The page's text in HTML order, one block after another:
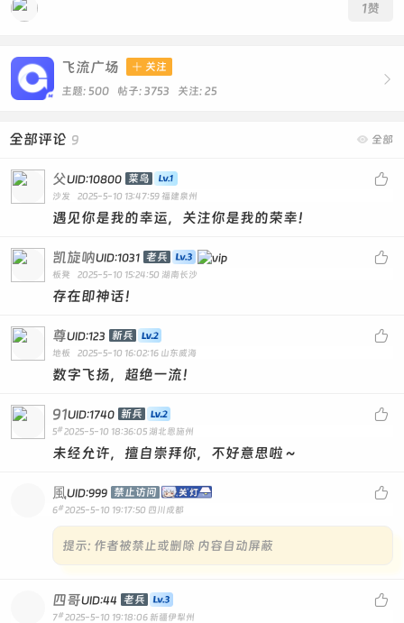
1赞

飞流广场  关注
主题: 500 帖子: 3753 关注: 25
 全部
全部评论 9

父UID:10800 菜鸟
沙发 2025-5-10 13:47:59 福建泉州
遇见你是我的幸运，关注你是我的荣幸！

凯旋呐UID:1031 老兵
板凳 2025-5-10 15:24:50 湖南长沙
存在即神话！

尊UID:123 新兵
地板 2025-5-10 16:02:16 山东威海
数字飞扬，超绝一流！

91UID:1740 新兵
5# 2025-5-10 18:36:05 湖北恩施州
未经允许，擅自崇拜你，不好意思啦～

風UID:999 禁止访问
6# 2025-5-10 19:17:50 四川成都
提示: 作者被禁止或删除 内容自动屏蔽

四哥UID:44 老兵
7# 2025-5-10 19:18:06 新疆伊犁州